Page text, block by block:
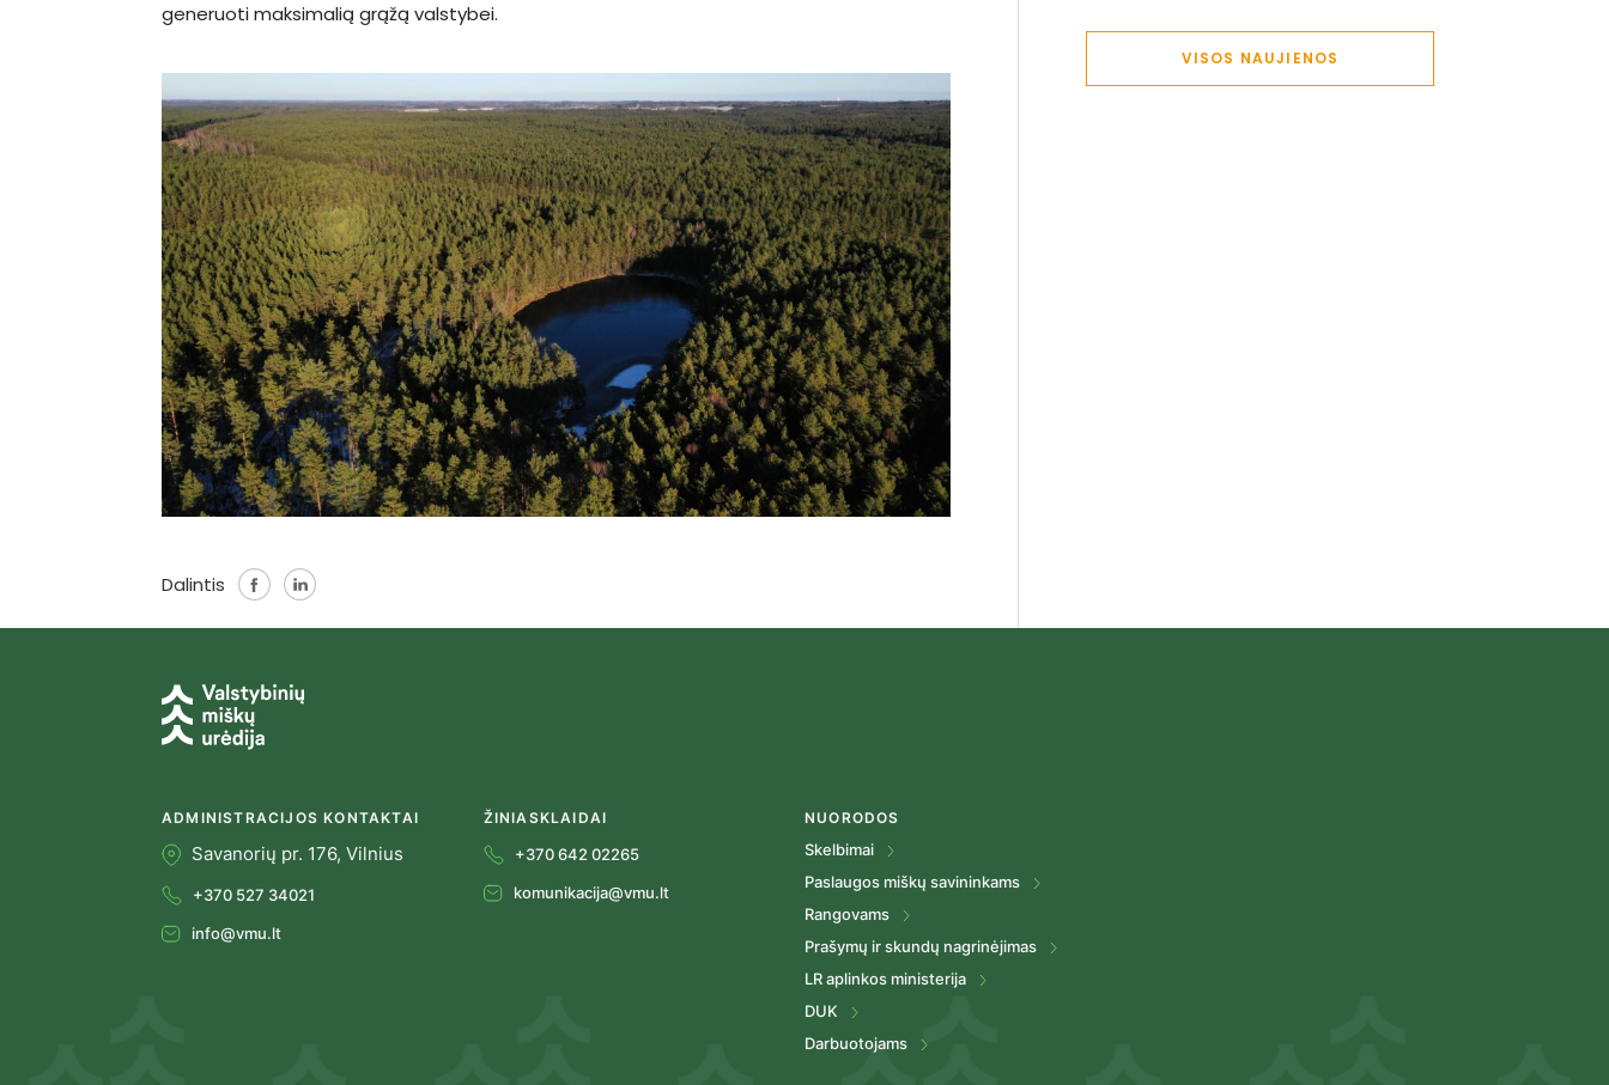
generuoti maksimalią grąžą valstybei.
Dalintis
VISOS NAUJIENOS
ADMINISTRACIJOS KONTAKTAI
Savanorių pr. 176, Vilnius
+370 527 34021
info@vmu.lt
ŽINIASKLAIDAI
+370 642 02265
komunikacija@vmu.lt
NUORODOS
Skelbimai
Paslaugos miškų savininkams
Rangovams
Prašymų ir skundų nagrinėjimas
LR aplinkos ministerija
DUK
Darbuotojams